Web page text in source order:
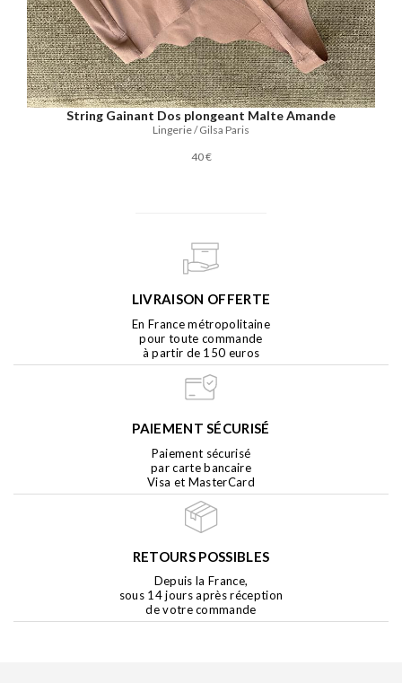
String Gainant Dos plongeant Malte Amande
Lingerie / Gilsa Paris
40 €
LIVRAISON OFFERTE
En France métropolitaine
pour toute commande
à partir de 150 euros
PAIEMENT SÉCURISÉ
Paiement sécurisé
par carte bancaire
Visa et MasterCard
RETOURS POSSIBLES
Depuis la France,
sous 14 jours après réception
de votre commande